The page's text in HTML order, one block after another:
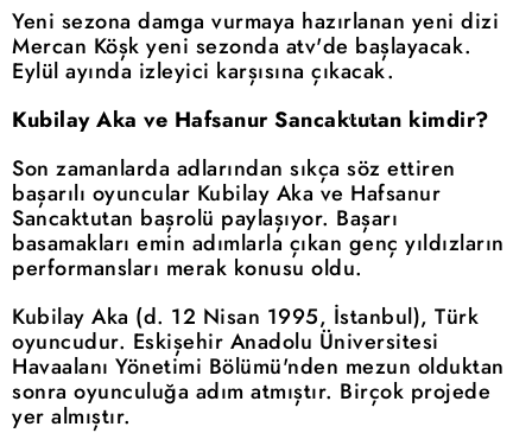
Yeni sezona damga vurmaya hazırlanan yeni dizi
Mercan Köşk yeni sezonda atv'de başlayacak.
Eylül ayında izleyici karşısına çıkacak.
Kubilay Aka ve Hafsanur Sancaktutan kimdir?
Son zamanlarda adlarından sıkça söz ettiren
başarılı oyuncular Kubilay Aka ve Hafsanur
Sancaktutan başrolü paylaşıyor. Başarı
basamakları emin adımlarla çıkan genç yıldızların
performansları merak konusu oldu.
Kubilay Aka (d. 12 Nisan 1995, İstanbul), Türk
oyuncudur. Eskişehir Anadolu Üniversitesi
Havaalanı Yönetimi Bölümü'nden mezun olduktan
sonra oyunculuğa adım atmıştır. Birçok projede
yer almıştır.